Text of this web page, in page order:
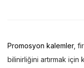
Promosyon kalemler,
bilinirliğini artırmak için